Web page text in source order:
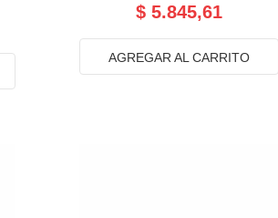
$ 5.845,61
AGREGAR AL CARRITO